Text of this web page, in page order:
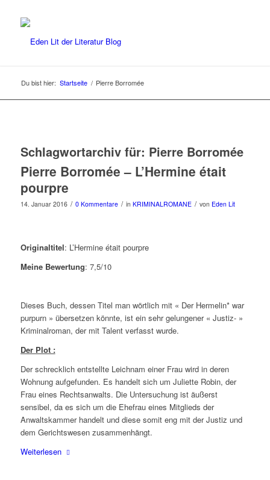
Du bist hier: Startseite / Pierre Borromée
Schlagwortarchiv für: Pierre Borromée
Pierre Borromée – L’Hermine était
pourpre
14. Januar 2016 / 0 Kommentare / in KRIMINALROMANE / von Eden Lit
Originaltitel: L’Hermine était pourpre
Meine Bewertung: 7,5/10
Dieses Buch, dessen Titel man wörtlich mit « Der Hermelin* war
purpurn » übersetzen könnte, ist ein sehr gelungener « Justiz- »
Kriminalroman, der mit Talent verfasst wurde.
Der Plot :
Der schrecklich entstellte Leichnam einer Frau wird in deren
Wohnung aufgefunden. Es handelt sich um Juliette Robin, der
Frau eines Rechtsanwalts. Die Untersuchung ist äußerst
sensibel, da es sich um die Ehefrau eines Mitglieds der
Anwaltskammer handelt und diese somit eng mit der Justiz und
dem Gerichtswesen zusammenhängt.
Weiterlesen